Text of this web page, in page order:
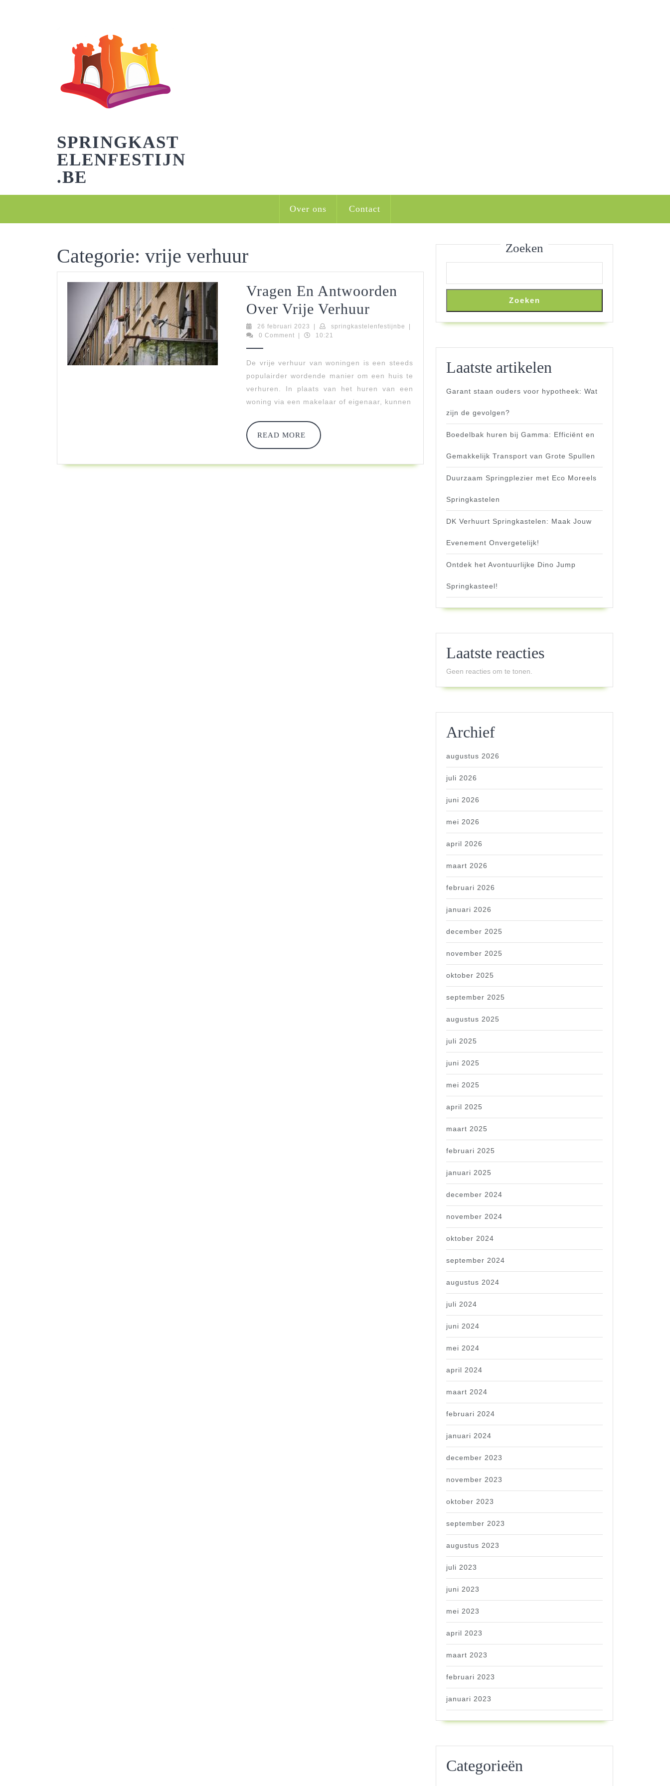
SPRINGKAST
ELENFESTIJN
.BE
Over ons Contact
Categorie: vrije verhuur
Vragen En Antwoorden
Over Vrije Verhuur
En
Antwoorden
Over
Vrije
Verhuur
26 februari 2023 26
februari
springkastelenfestijnbe springkastelenfestijnbe
0 Comment
10:21
De vrije verhuur van woningen is een steeds
populairder wordende manier om een huis te
verhuren. In plaats van het huren van een
woning via een makelaar of eigenaar, kunnen
READ MORE
READ
MORE
Zoeken
Zoeken
Laatste artikelen
Garant staan ouders voor hypotheek: Wat
zijn de gevolgen?
Boedelbak huren bij Gamma: Efficiënt en
Gemakkelijk Transport van Grote Spullen
Duurzaam Springplezier met Eco Moreels
Springkastelen
DK Verhuurt Springkastelen: Maak Jouw
Evenement Onvergetelijk!
Ontdek het Avontuurlijke Dino Jump
Springkasteel!
Laatste reacties
Geen reacties om te tonen.
Archief
augustus 2026
juli 2026
juni 2026
mei 2026
april 2026
maart 2026
februari 2026
januari 2026
december 2025
november 2025
oktober 2025
september 2025
augustus 2025
juli 2025
juni 2025
mei 2025
april 2025
maart 2025
februari 2025
januari 2025
december 2024
november 2024
oktober 2024
september 2024
augustus 2024
juli 2024
juni 2024
mei 2024
april 2024
maart 2024
februari 2024
januari 2024
december 2023
november 2023
oktober 2023
september 2023
augustus 2023
juli 2023
juni 2023
mei 2023
april 2023
maart 2023
februari 2023
januari 2023
Categorieën